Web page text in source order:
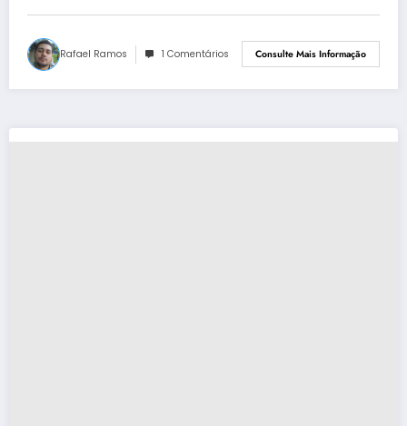
Rafael Ramos 1 Comentários Consulte Mais Informação